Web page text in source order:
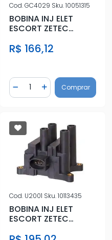
Cod.GC4029 Sku.10051315
BOBINA INJ ELET
ESCORT ZETEC
ROCAN 00/
R$ 166,12
Diminuir Quantidade
Quantidade
AdicionarComprar
Cod. U2001 Sku.10113435
BOBINA INJ ELET
ESCORT ZETEC